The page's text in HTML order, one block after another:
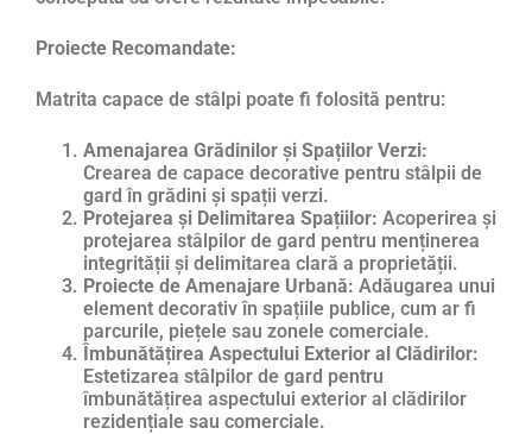
Proiecte Recomandate:
Matrita capace de stâlpi poate fi folosită pentru:
Amenajarea Grădinilor și Spațiilor Verzi:
Crearea de capace decorative pentru stâlpii de
gard în grădini și spații verzi.
Protejarea și Delimitarea Spațiilor: Acoperirea și
protejarea stâlpilor de gard pentru menținerea
integrității și delimitarea clară a proprietății.
Proiecte de Amenajare Urbană: Adăugarea unui
element decorativ în spațiile publice, cum ar fi
parcurile, piețele sau zonele comerciale.
Îmbunătățirea Aspectului Exterior al Clădirilor:
Estetizarea stâlpilor de gard pentru
îmbunătățirea aspectului exterior al clădirilor
rezidențiale sau comerciale.